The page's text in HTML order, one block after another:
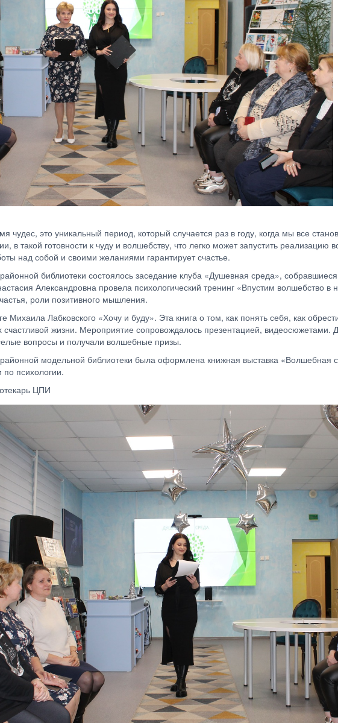
чудес, это уникальный период, который случается раз в году, когда мы все
в такой готовности к чуду и волшебству, что легко может запустить
над собой и своими желаниями гарантирует счастье.
библиотеки состоялось заседание клуба «Душевная среда»,
Александровна провела психологический тренинг «Впустим волшебство
роли позитивного мышления.
Михаила Лабковского «Хочу и буду». Эта книга о том, как понять себя, как
счастливой жизни. Мероприятие сопровождалось презентацией, видеосюжетами.
вопросы и получали волшебные призы.
модельной библиотеки была оформлена книжная выставка «Волшебная
по психологии.
ЦПИ